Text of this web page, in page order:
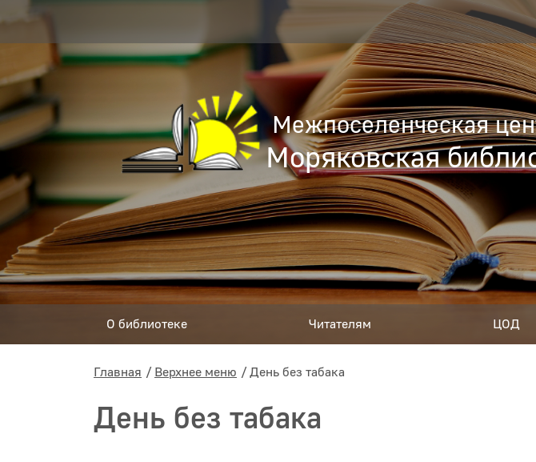
Межпоселенческая
Моряковская
О библиотеке Читателям ЦОД
Главная Верхнее меню День без табака
День без табака